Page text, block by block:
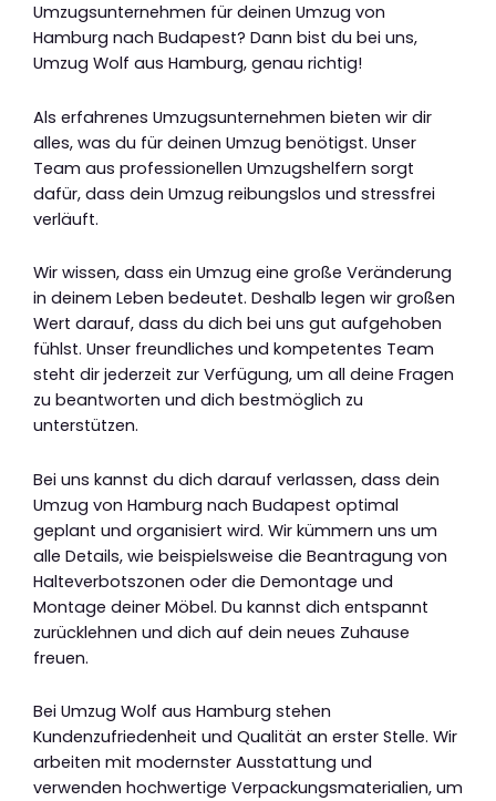
Umzugsunternehmen für deinen Umzug von
Hamburg nach Budapest? Dann bist du bei uns,
Umzug Wolf aus Hamburg, genau richtig!
Als erfahrenes Umzugsunternehmen bieten wir dir
alles, was du für deinen Umzug benötigst. Unser
Team aus professionellen Umzugshelfern sorgt
dafür, dass dein Umzug reibungslos und stressfrei
verläuft.
Wir wissen, dass ein Umzug eine große Veränderung
in deinem Leben bedeutet. Deshalb legen wir großen
Wert darauf, dass du dich bei uns gut aufgehoben
fühlst. Unser freundliches und kompetentes Team
steht dir jederzeit zur Verfügung, um all deine Fragen
zu beantworten und dich bestmöglich zu
unterstützen.
Bei uns kannst du dich darauf verlassen, dass dein
Umzug von Hamburg nach Budapest optimal
geplant und organisiert wird. Wir kümmern uns um
alle Details, wie beispielsweise die Beantragung von
Halteverbotszonen oder die Demontage und
Montage deiner Möbel. Du kannst dich entspannt
zurücklehnen und dich auf dein neues Zuhause
freuen.
Bei Umzug Wolf aus Hamburg stehen
Kundenzufriedenheit und Qualität an erster Stelle. Wir
arbeiten mit modernster Ausstattung und
verwenden hochwertige Verpackungsmaterialien, um